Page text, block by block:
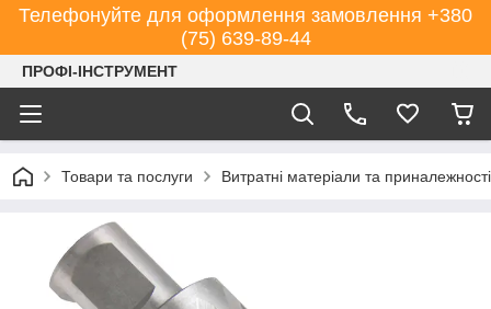
Телефонуйте для оформлення замовлення +380
(75) 639-89-44
ПРОФІ-ІНСТРУМЕНТ
Товари та послуги Витратні матеріали та